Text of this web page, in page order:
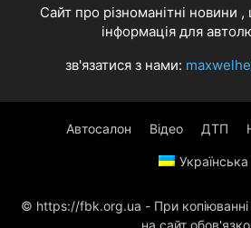
Cайт про різноманітні новини ,
інформація для
зв'язатися з нами:
Автосалон Відео ДТП
Українська
© https://fbk.org.ua - При копіюванні